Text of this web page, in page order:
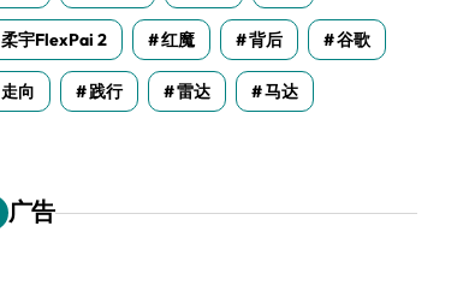
柔宇FlexPai 2 红魔 背后 谷歌
走向 践行 雷达 马达
广告